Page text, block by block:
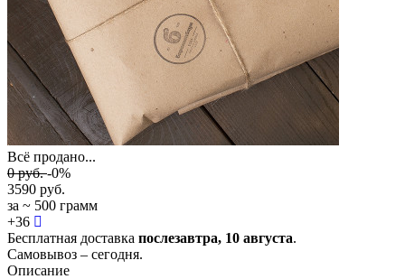
Всё продано...
0руб.-0%
3590 руб.
за ~ 500 грамм
+36
Бесплатная доставка послезавтра, 10 августа.
Самовывоз – сегодня.
Описание